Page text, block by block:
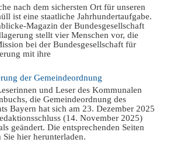
nach dem sichersten Ort für unseren
ist eine staatliche Jahrhundertaufgabe.
Magazin der Bundesgesellschaft
stellt vier Menschen vor, die
bei der Bundesgesellschaft für
mit ihre
der Gemeindeordnung
und Leser des Kommunalen
die Gemeindeordnung des
Bayern hat sich am 23. Dezember 2025
(14. November 2025)
geändert. Die entsprechenden Seiten
Sie hier herunterladen.